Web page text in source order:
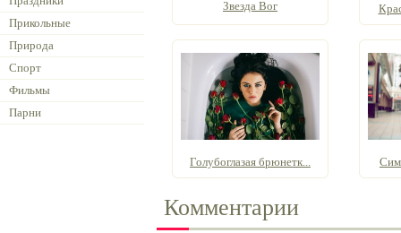
Прикольные
Природа
Спорт
Фильмы
Парни
Звезда Вог
Голубоглазая брюнетк...
Комментарии